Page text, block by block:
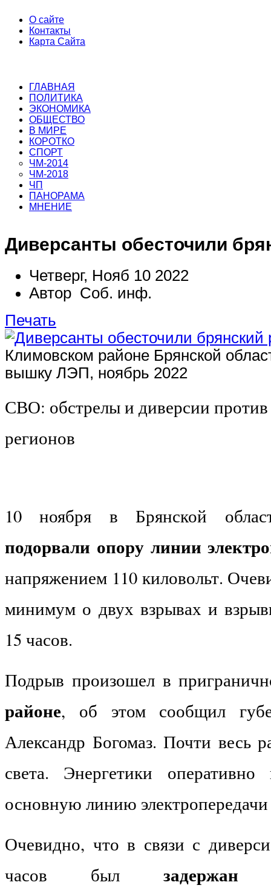
О сайте
Контакты
Карта Сайта
ГЛАВНАЯ
ПОЛИТИКА
ЭКОНОМИКА
ОБЩЕСТВО
В МИРЕ
КОРОТКО
СПОРТ
ЧМ-2014
ЧМ-2018
ЧП
ПАНОРАМА
МНЕНИЕ
Диверсанты обесточили
Четверг, Нояб 10 2022
Автор Соб. инф.
Печать
Климовском районе Брянской
вышку ЛЭП, ноябрь 2022
СВО: обстрелы и диверсии
регионов
10 ноября в Брянской
подорвали опору линии
напряжением 110 киловольт.
минимум о двух взрывах и
15 часов.
Подрыв произошел в
районе, об этом сообщил
Александр Богомаз. Почти весь
света. Энергетики оперативно
основную линию
Очевидно, что в связи с
часов был задержан